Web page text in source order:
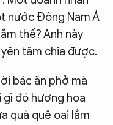
nước Đông Nam Á
thế? Anh này
tâm chia được.
bác ăn phở mà
gì đó hương hoa
quà quê oai lắm